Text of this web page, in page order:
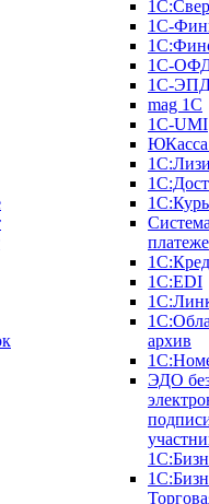
1С-
1С-
1С-
mag 1C
1C-UMI
1С:EDI
архив
ЭДО